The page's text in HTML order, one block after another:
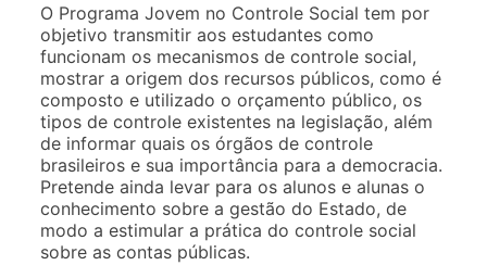
O Programa Jovem no Controle Social tem por
objetivo transmitir aos estudantes como
funcionam os mecanismos de controle social,
mostrar a origem dos recursos públicos, como é
composto e utilizado o orçamento público, os
tipos de controle existentes na legislação, além
de informar quais os órgãos de controle
brasileiros e sua importância para a democracia.
Pretende ainda levar para os alunos e alunas o
conhecimento sobre a gestão do Estado, de
modo a estimular a prática do controle social
sobre as contas públicas.